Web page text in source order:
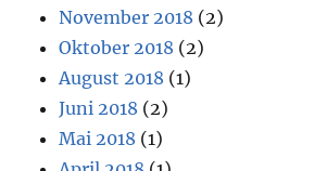
November 2018 (2)
Oktober 2018 (2)
August 2018 (1)
Juni 2018 (2)
Mai 2018 (1)